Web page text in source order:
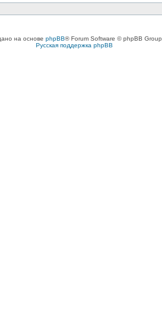
на основе phpBB® Forum Software © phpBB Group
Русская поддержка phpBB